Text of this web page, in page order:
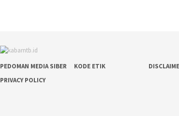
PEDOMAN MEDIA SIBER KODE ETIK
PRIVACY POLICY